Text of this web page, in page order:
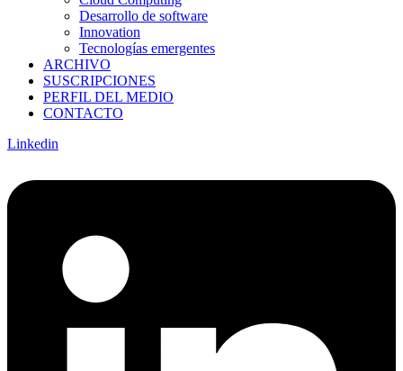
Desarrollo de software
Innovation
Tecnologías emergentes
ARCHIVO
SUSCRIPCIONES
PERFIL DEL MEDIO
CONTACTO
Linkedin